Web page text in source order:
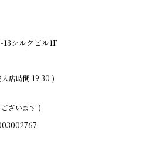
シルクビル1F
入店時間 19:30 )
ざいます )